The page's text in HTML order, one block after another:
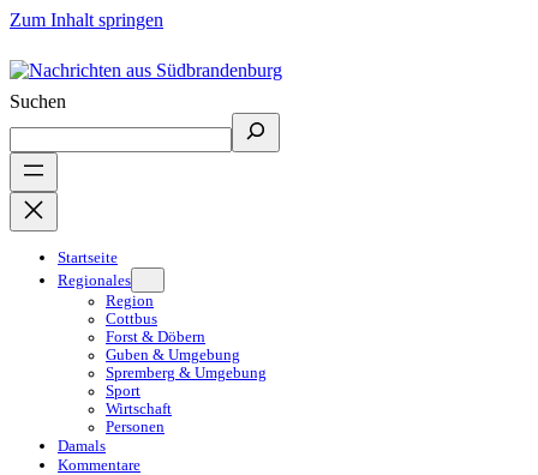
Zum Inhalt springen
Suchen
Startseite
Regionales
Region
Cottbus
Forst & Döbern
Guben & Umgebung
Spremberg & Umgebung
Sport
Wirtschaft
Personen
Damals
Kommentare